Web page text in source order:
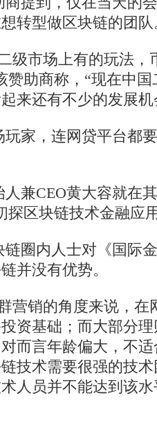
转型做区块链的团队
市场上有的玩法，
赞助商称，“现在中
来还有不少的发展机
，连网贷平台都要
CEO黄大容就在
探区块链技术金融应
内人士对《国际金
并没有优势。
销的角度来说，在
资基础；而大部分
而言年龄偏大，不
技术需要很强的技
人员并不能达到该